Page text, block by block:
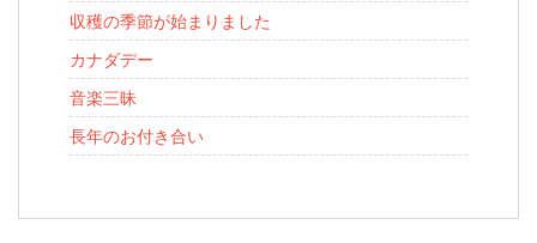
収穫の季節が始まりました
カナダデー
音楽三昧
長年のお付き合い